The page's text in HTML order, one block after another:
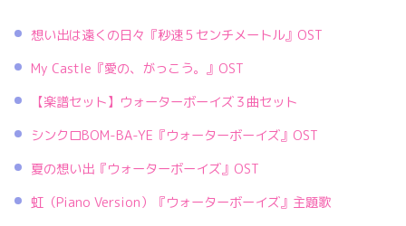
想い出は遠くの日々『秒速５センチメートル』OST
My Castle『愛の、がっこう。』OST
【楽譜セット】ウォーターボーイズ３曲セット
シンクロBOM-BA-YE『ウォーターボーイズ』OST
夏の想い出『ウォーターボーイズ』OST
虹（Piano Version）『ウォーターボーイズ』主題歌